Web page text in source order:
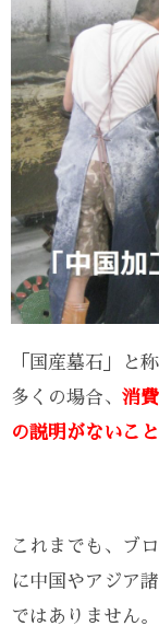
「国産墓石」と
多くの場合、 消
の説明がないこと
これまでも、ブ
に中国やアジア
ではありません。